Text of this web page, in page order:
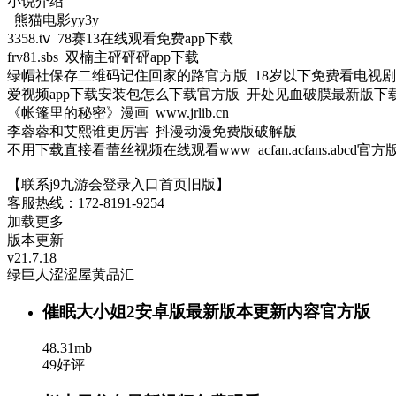
熊猫电影yy3y
3358.tⅴ 78赛13在线观看免费app下载
frv81.sbs 双楠主砰砰砰app下载
绿帽社保存二维码记住回家的路官方版 18岁以下免费看电视剧
爱视频app下载安装包怎么下载官方版 开处见血破膜最新版下
《帐篷里的秘密》漫画 www.jrlib.cn
李蓉蓉和艾熙谁更厉害 抖漫动漫免费版破解版
不用下载直接看蕾丝视频在线观看www acfan.acfans.abcd官方
【联系j9九游会登录入口首页旧版】
客服热线：172-8191-9254
加载更多
版本更新
v21.7.18
绿巨人涩涩屋黄品汇
催眠大小姐2安卓版最新版本更新内容官方版
48.31mb
49好评